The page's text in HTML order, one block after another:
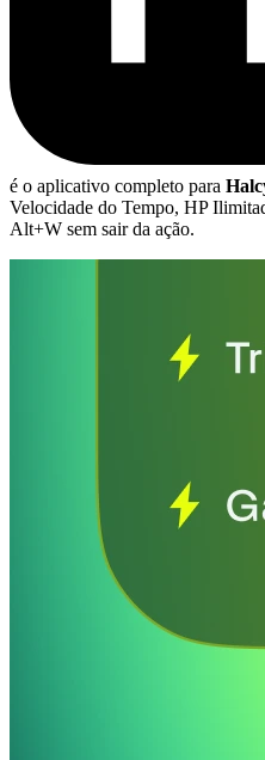
é o aplicativo completo para
Velocidade do Tempo, HP
Alt+W sem sair da ação.